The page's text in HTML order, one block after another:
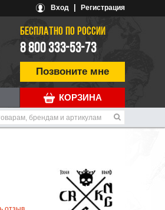
Вход Регистрация
БЕСПЛАТНО ПО РОССИИ
8 800 333-53-73
Позвоните мне
КОРЗИНА